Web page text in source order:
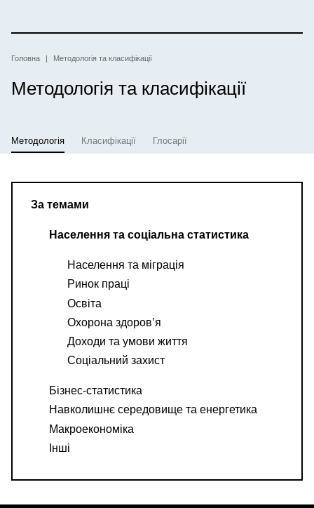
основного
Рядок
навіґації
Головна Методологія та класифікації
Методологія та класифікації
Методологія Класифікації Глосарії
За темами
Населення та соціальна статистика
Населення та міграція
Ринок праці
Освіта
Охорона здоров’я
Доходи та умови життя
Соціальний захист
Бізнес-статистика
Навколишнє середовище та енергетика
Макроекономіка
Інші